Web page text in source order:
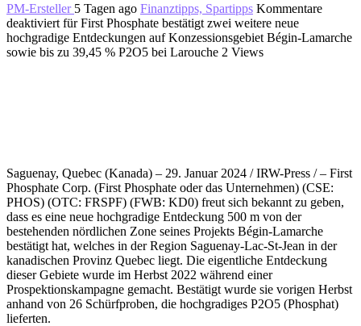
PM-Ersteller 5 Tagen ago Finanztipps, Spartipps Kommentare
deaktiviert für First Phosphate bestätigt zwei weitere neue
hochgradige Entdeckungen auf Konzessionsgebiet Bégin-Lamarche
sowie bis zu 39,45 % P2O5 bei Larouche 2 Views
Saguenay, Quebec (Kanada) – 29. Januar 2024 / IRW-Press / – First
Phosphate Corp. (First Phosphate oder das Unternehmen) (CSE:
PHOS) (OTC: FRSPF) (FWB: KD0) freut sich bekannt zu geben,
dass es eine neue hochgradige Entdeckung 500 m von der
bestehenden nördlichen Zone seines Projekts Bégin-Lamarche
bestätigt hat, welches in der Region Saguenay-Lac-St-Jean in der
kanadischen Provinz Quebec liegt. Die eigentliche Entdeckung
dieser Gebiete wurde im Herbst 2022 während einer
Prospektionskampagne gemacht. Bestätigt wurde sie vorigen Herbst
anhand von 26 Schürfproben, die hochgradiges P2O5 (Phosphat)
lieferten.